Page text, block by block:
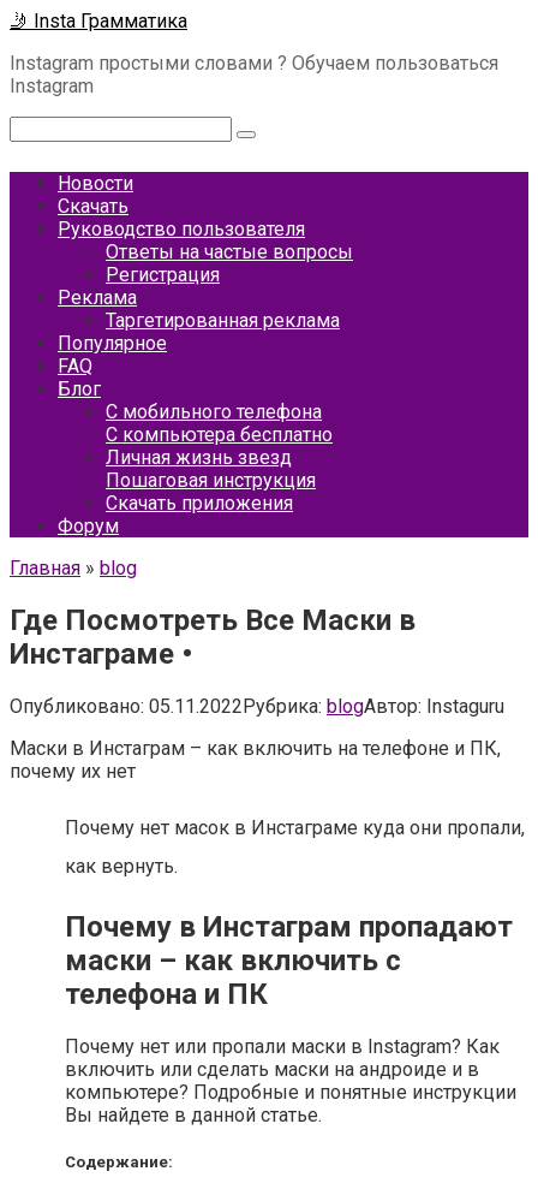
Перейти
контенту
🤳 Insta Грамматика
Instagram простыми словами ? Обучаем пользоваться
Instagram
Новости
Скачать
Руководство пользователя
Ответы на частые вопросы
Регистрация
Реклама
Таргетированная реклама
Популярное
FAQ
Блог
С мобильного телефона
С компьютера бесплатно
Личная жизнь звезд
Пошаговая инструкция
Скачать приложения
Форум
Главная » blog
Где Посмотреть Все Маски в
Инстаграме •
Опубликовано: 05.11.2022Рубрика: blogАвтор: Instaguru
Маски в Инстаграм – как включить на телефоне и ПК,
почему их нет
Почему нет масок в Инстаграме куда они пропали,
как вернуть.
Почему в Инстаграм пропадают
маски – как включить с
телефона и ПК
Почему нет или пропали маски в Instagram? Как
включить или сделать маски на андроиде и в
компьютере? Подробные и понятные инструкции
Вы найдете в данной статье.
Содержание: